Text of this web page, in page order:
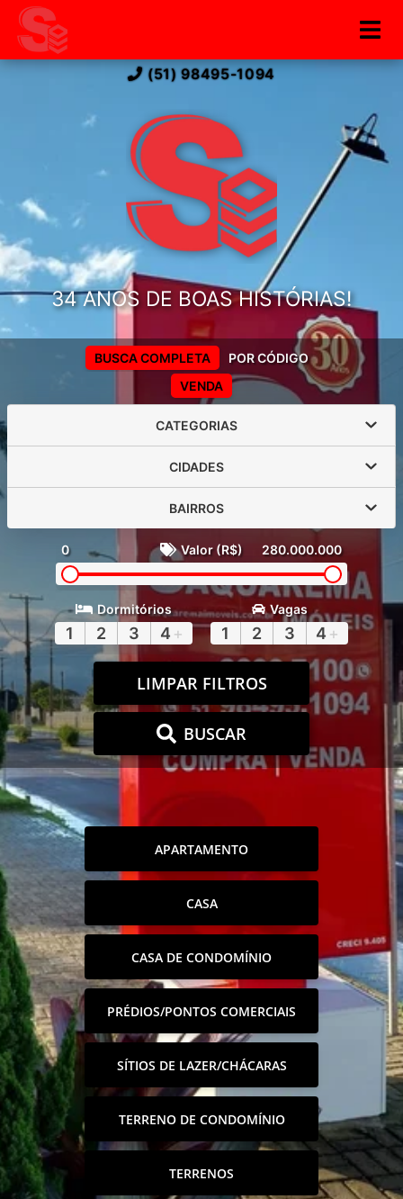
(51) 98495-1094
34 ANOS DE BOAS HISTÓRIAS!
VENDA
BUSCA COMPLETA POR CÓDIGO
CATEGORIAS
CIDADES
BAIRROS
0 Valor (R$) 280.000.000
Dormitórios
1 2 3 4 +
Vagas
1 2 3 4 +
LIMPAR FILTROS
BUSCAR
APARTAMENTO
CASA
CASA DE CONDOMÍNIO
PRÉDIOS/PONTOS COMERCIAIS
SÍTIOS DE LAZER/CHÁCARAS
TERRENO DE CONDOMÍNIO
TERRENOS